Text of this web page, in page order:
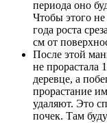
периода оно
Чтобы этого
года роста
см от
После этой
не прорастала
деревце, а
прорастание
удаляют. Это
почек. Там